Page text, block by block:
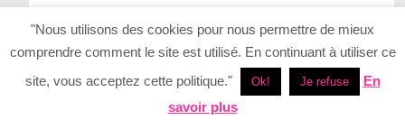
Majeure 32. Finance, rente et travail dans le capitalisme
cognitif
Multitudes 32 : Spring 2008
33. Multitudes 33, été 2008
33. Multitudes 33 : Summer 2008
"Nous utilisons des cookies pour nous permettre de mieux
comprendre comment le site est utilisé. En continuant à utiliser ce
site, vous acceptez cette politique."
Ok! Je refuse
En
savoir plus